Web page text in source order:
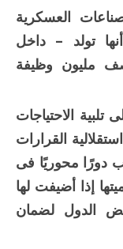
العسكرية
تولد – داخل
مليون وظيفة
الاحتياجات
القرارات
دورًا محوريًا فى
إذا أضيفت لها
الدول لضمان